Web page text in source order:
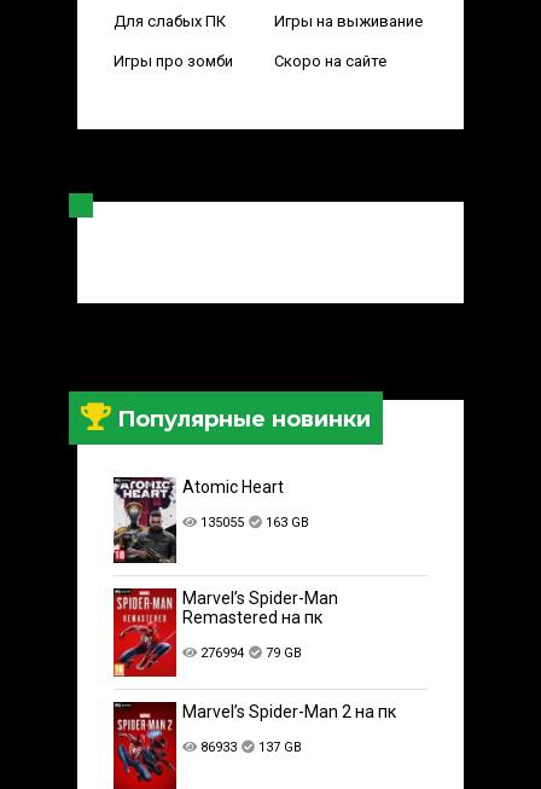
Для слабых ПК Игры на выживание
Игры про зомби Скоро на сайте
Популярные новинки
Atomic Heart
135055 163 GB
Marvel’s Spider-Man
Remastered на пк
276994 79 GB
Marvel’s Spider-Man 2 на пк
86933 137 GB